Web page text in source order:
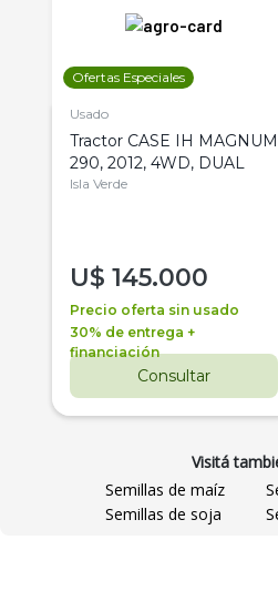
Ofertas Especiales
Usado
Tractor CASE IH MAGNUM
290, 2012, 4WD, DUAL
Isla Verde
U$ 145.000
Precio oferta sin usado
30% de entrega +
financiación
Consultar
Visitá
Semillas de maíz
Semillas de soja